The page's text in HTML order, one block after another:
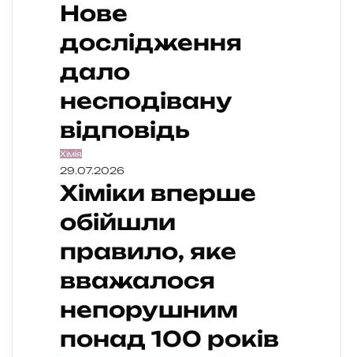
Нове
дослідження
дало
несподівану
відповідь
Хімія
29.07.2026
Хіміки вперше
обійшли
правило, яке
вважалося
непорушним
понад 100 років